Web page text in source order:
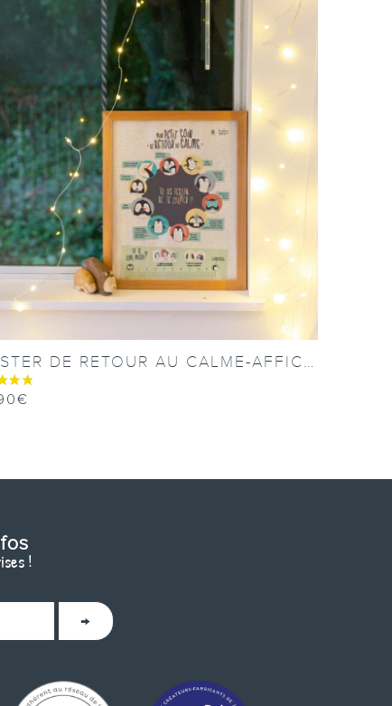
POSTER DE RETOUR AU CALME-AFFICHE DES ÉMOTIONS
€
!